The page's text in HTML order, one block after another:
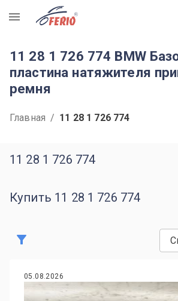
R
11 28 1 726 774 BMW
пластина натяжителя
ремня
Главная / 11 28 1 726 774
11 28 1 726 774
Купить 11 28 1 726 774
05.08.2026